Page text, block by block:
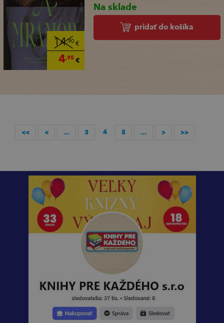
14,90€
4,95€
Na sklade
pridať do košíka
<< < ... 3 4 5 ... > >>